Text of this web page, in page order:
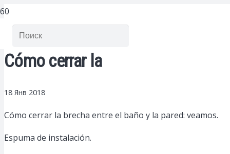
Cómo cerrar la
18 Янв 2018
Cómo cerrar la brecha entre el baño y la pared: veamos.
Espuma de instalación.